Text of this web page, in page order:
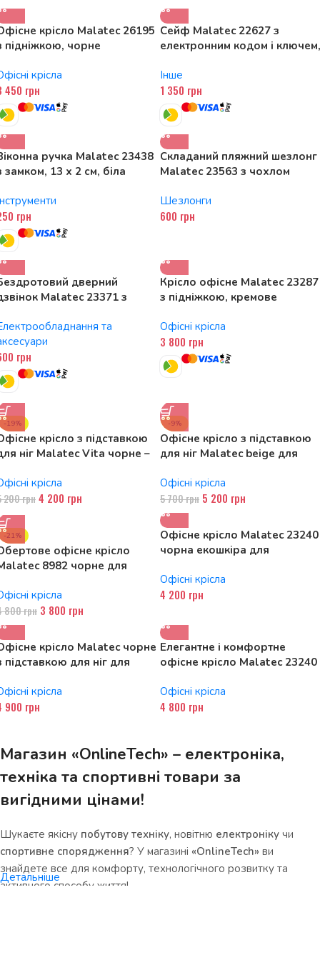
крісло Malatec 26195
підніжкою, чорне
крісла
450 грн
Сейф Malatec 22627 з
електронним кодом і ключем,
Інше
1 350 грн
ручка Malatec 23438
замком, 13 x 2 см, біла
грн
Складаний пляжний шезлонг
Malatec 23563 з чохлом
Шезлонги
600 грн
дверний
Malatec 23371 з
та
грн
Крісло офісне Malatec 23287
з підніжкою, кремове
Офісні крісла
3 800 грн
-19%
крісло з підставкою
ніг Malatec Vita чорне –
крісла
200грн 4 200 грн
-9%
Офісне крісло з підставкою
для ніг Malatec beige для
Офісні крісла
5 700грн 5 200 грн
-21%
офісне крісло
8982 чорне для
крісла
800грн 3 800 грн
Офісне крісло Malatec 23240
чорна екошкіра для
Офісні крісла
4 200 грн
крісло Malatec чорне
підставкою для ніг для
крісла
900 грн
Елегантне і комфортне
офісне крісло Malatec 23240
робочого місця
Офісні крісла
4 800 грн
Магазин «OnlineTech» – електроніка,
техніка та спортивні товари за
вигідними цінами!
Шукаєте якісну побутову техніку, новітню електроніку чи
спортивне спорядження? У магазині «OnlineTech» ви
знайдете все для комфорту, технологічного розвитку та
активного способу життя!
Детальніше